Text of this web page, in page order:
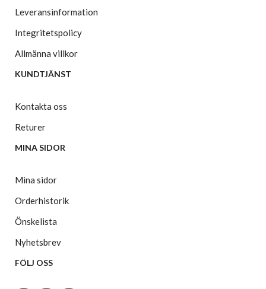
Leveransinformation
Integritetspolicy
Allmänna villkor
KUNDTJÄNST
Kontakta oss
Returer
MINA SIDOR
Mina sidor
Orderhistorik
Önskelista
Nyhetsbrev
FÖLJ OSS